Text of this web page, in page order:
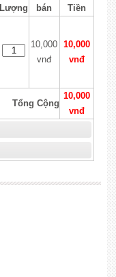
Lượng
bán
Tiền
10,000
vnđ
10,000
vnđ
Tổng Cộng
10,000
vnđ